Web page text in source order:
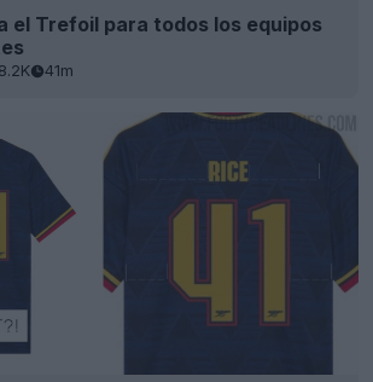
el Trefoil para todos los equipos
41m